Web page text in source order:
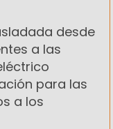
desde
a las
para las
a los